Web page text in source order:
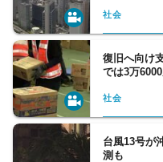
社会
復旧へ向け
では3万
社会
台風13号が
測も